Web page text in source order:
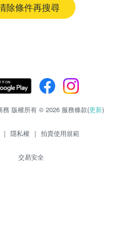
除條件再搜尋
務 版權所有 © 2026 服務條款(更新)
| 隱私權 | 拍賣使用規範
交易安全